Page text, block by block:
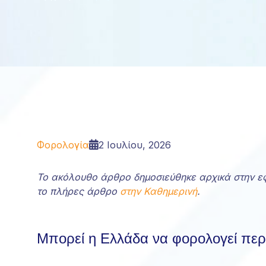
Φορολογία 2 Ιουλίου, 2026
Το ακόλουθο άρθρο δημοσιεύθηκε αρχικά στην
το πλήρες άρθρο στην Καθημερινή.
Μπορεί η Ελλάδα να φορολογεί